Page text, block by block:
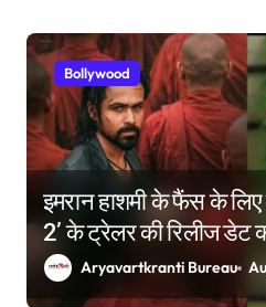
Bollywood
इमरान हाशमी के फैंस के
2’ के ट्रेलर की रिलीज डेट
Aryavartkranti Bureau